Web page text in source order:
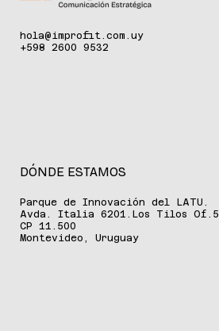
hola@improfit.com.uy
+598 2600 9532
DÓNDE ESTAMOS
Parque de Innovación del LATU.
Avda. Italia 6201.Los Tilos Of.5
CP 11.500
Montevideo, Uruguay